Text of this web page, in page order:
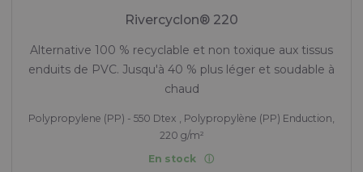
Rivercyclon® 220
Alternative 100 % recyclable et non toxique aux tissus
enduits de PVC. Jusqu'à 40 % plus léger et soudable à
chaud
Polypropylene (PP) - 550 Dtex , Polypropylène (PP) Enduction,
220 g/m²
En stock